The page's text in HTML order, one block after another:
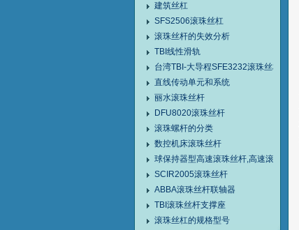
建筑丝杠
SFS2506滚珠丝杠
滚珠丝杆的失效分析
TBI线性滑轨
台湾TBI-大导程SFE3232滚珠丝杠
直线传动单元和系统
丽水滚珠丝杆
DFU8020滚珠丝杆
滚珠螺杆的分类
数控机床滚珠丝杆
球保持器型高速滚珠丝杆,高速滚珠丝杠
SCIR2005滚珠丝杆
ABBA滚珠丝杆联轴器
TBI滚珠丝杆支撑座
滚珠丝杠的规格型号